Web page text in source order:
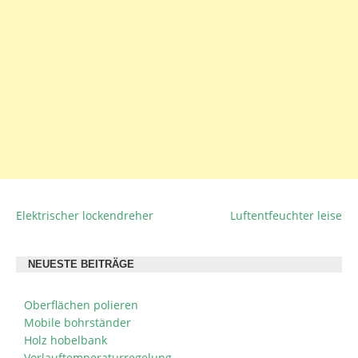
BEITRAGSNAVIGATION
Elektrischer lockendreher Luftentfeuchter leise
NEUESTE BEITRÄGE
Oberflächen polieren
Mobile bohrständer
Holz hobelbank